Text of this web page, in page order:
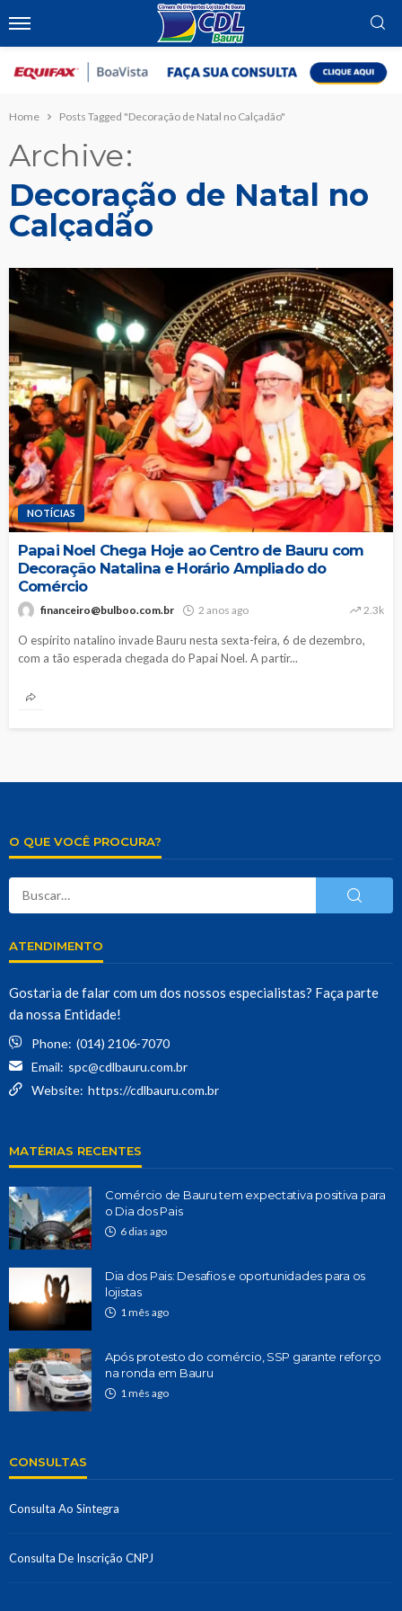
Home Posts Tagged "Decoração de Natal no Calçadão"
Archive
Decoração de Natal no
Calçadão
NOTÍCIAS
Papai Noel Chega Hoje ao Centro de Bauru com
Decoração Natalina e Horário Ampliado do
Comércio
financeiro@bulboo.com.br 2 anos ago 2.3k
O espírito natalino invade Bauru nesta sexta-feira, 6 de dezembro,
com a tão esperada chegada do Papai Noel. A partir...
O QUE VOCÊ PROCURA?
ATENDIMENTO
Gostaria de falar com um dos nossos especialistas? Faça parte
da nossa Entidade!
Phone: (014) 2106-7070
Email: spc@cdlbauru.com.br
Website: https://cdlbauru.com.br
MATÉRIAS RECENTES
Comércio de Bauru tem expectativa positiva para
o Dia dos Pais
6 dias ago
Dia dos Pais: Desafios e oportunidades para os
lojistas
1 mês ago
Após protesto do comércio, SSP garante reforço
na ronda em Bauru
1 mês ago
CONSULTAS
Consulta Ao Sintegra
Consulta De Inscrição CNPJ